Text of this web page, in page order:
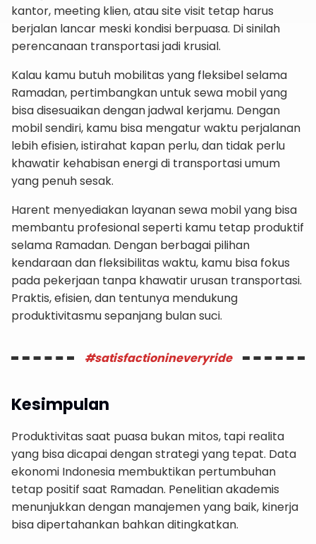
kantor, meeting klien, atau site visit tetap harus
berjalan lancar meski kondisi berpuasa. Di sinilah
perencanaan transportasi jadi krusial.
Kalau kamu butuh mobilitas yang fleksibel selama
Ramadan, pertimbangkan untuk sewa mobil yang
bisa disesuaikan dengan jadwal kerjamu. Dengan
mobil sendiri, kamu bisa mengatur waktu perjalanan
lebih efisien, istirahat kapan perlu, dan tidak perlu
khawatir kehabisan energi di transportasi umum
yang penuh sesak.
Harent menyediakan layanan sewa mobil yang bisa
membantu profesional seperti kamu tetap produktif
selama Ramadan. Dengan berbagai pilihan
kendaraan dan fleksibilitas waktu, kamu bisa fokus
pada pekerjaan tanpa khawatir urusan transportasi.
Praktis, efisien, dan tentunya mendukung
produktivitasmu sepanjang bulan suci.
#satisfactionineveryride
Kesimpulan
Produktivitas saat puasa bukan mitos, tapi realita
yang bisa dicapai dengan strategi yang tepat. Data
ekonomi Indonesia membuktikan pertumbuhan
tetap positif saat Ramadan. Penelitian akademis
menunjukkan dengan manajemen yang baik, kinerja
bisa dipertahankan bahkan ditingkatkan.